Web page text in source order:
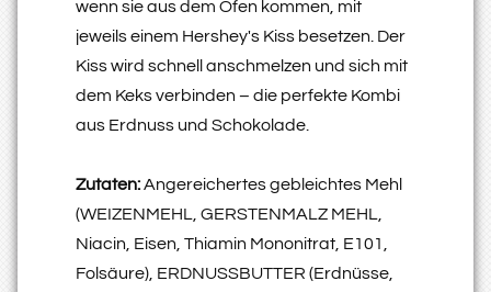
wenn sie aus dem Ofen kommen, mit
jeweils einem Hershey's Kiss besetzen. Der
Kiss wird schnell anschmelzen und sich mit
dem Keks verbinden – die perfekte Kombi
aus Erdnuss und Schokolade.
Zutaten:Angereichertes gebleichtes Mehl
(WEIZENMEHL, GERSTENMALZ MEHL,
Niacin, Eisen, Thiamin Mononitrat, E101,
Folsäure), ERDNUSSBUTTER (Erdnüsse,